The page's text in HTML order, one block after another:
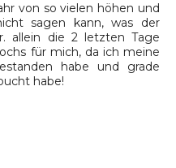
von so vielen höhen und
sagen kann, was der
allein die 2 letzten Tage
für mich, da ich meine
habe und grade
habe!